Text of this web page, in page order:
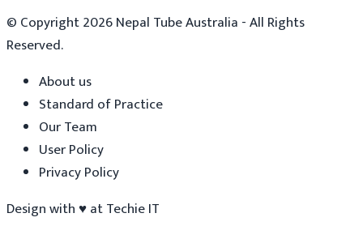
© Copyright2026Nepal Tube Australia - All Rights
Reserved.
About us
Standard of Practice
Our Team
User Policy
Privacy Policy
Design with ♥atTechie IT